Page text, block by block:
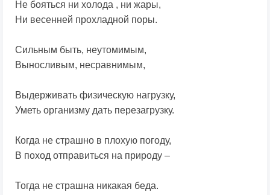
Не бояться ни холода , ни жары,
Ни весенней прохладной поры.
Сильным быть, неутомимым,
Выносливым, несравнимым,
Выдерживать физическую нагрузку,
Уметь организму дать перезагрузку.
Когда не страшно в плохую погоду,
В поход отправиться на природу –
Тогда не страшна никакая беда.